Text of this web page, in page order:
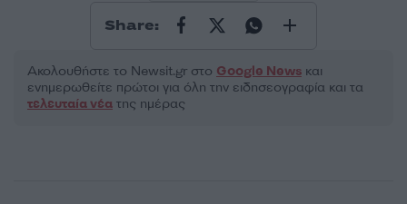
Share:
Ακολουθήστε το Νewsit.gr στο Google News και
ενημερωθείτε πρώτοι για όλη την ειδησεογραφία και τα
τελευταία νέα της ημέρας